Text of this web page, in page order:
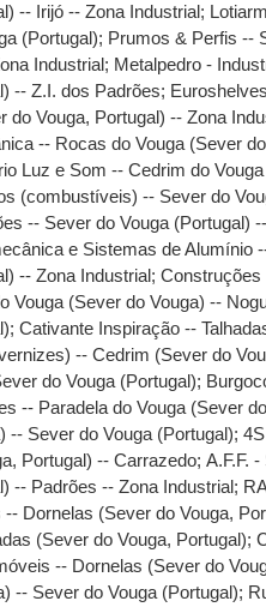
-- Irijó -- Zona Industrial;
(Portugal); Prumos & Perfis --
Industrial; Metalpedro -
-- Z.I. dos Padrões;
do Vouga, Portugal) -- Zona
-- Rocas do Vouga (Sever
Luz e Som -- Cedrim do
(combustíveis) -- Sever do
-- Sever do Vouga (Portugal)
e Sistemas de Alumínio
-- Zona Industrial;Construções
Vouga (Sever do Vouga) --
;Cativante Inspiração --
-- Cedrim (Sever do
do Vouga (Portugal);
-- Paradela do Vouga (Sever
-- Sever do Vouga (Portugal);
Portugal) -- Carrazedo;A.F.F.
-- Padrões -- Zona Industrial;
Dornelas (Sever do Vouga,
(Sever do Vouga, Portugal);
-- Dornelas (Sever do
-- Sever do Vouga (Portugal);